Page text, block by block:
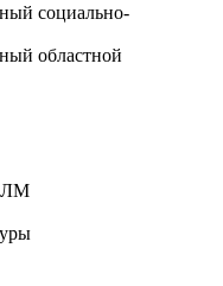
социально-
областной